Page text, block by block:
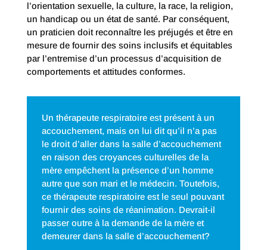
l’orientation sexuelle, la culture, la race, la religion,
un handicap ou un état de santé. Par conséquent,
un praticien doit reconnaître les préjugés et être en
mesure de fournir des soins inclusifs et équitables
par l’entremise d’un processus d’acquisition de
comportements et attitudes conformes.
Un thérapeute respiratoire est présent à un
accouchement, mais on lui dit qu’il n’a pas
le droit d’aller dans la salle d’accouchement
en raison des croyances culturelles de la
mère empêchent la présence d’un homme
autre que son mari et le médecin. Toutefois,
ce thérapeute respiratoire est le seul pouvant
fournir des soins de réanimation. Devrait-il
passer outre à la demande de la mère et
demeurer dans la salle d’accouchement?